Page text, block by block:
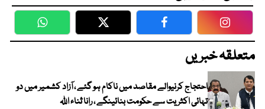
WhatsApp Twitter Facebook
متعلقہ خبریں
احتجاج کرنیوالے مقاصد میں ناکام ہو گئے ، آزاد کشمیر میں دو
تہائی اکثریت سے حکومت بنائینگے ، رانا ثناء اللہ